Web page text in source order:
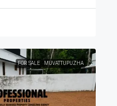
FOR SALE MUVATTUPUZHA